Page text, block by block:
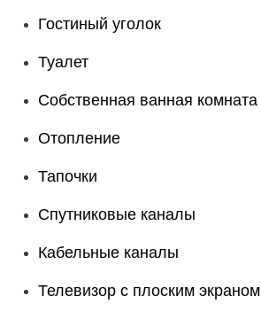
Гостиный уголок
Туалет
Собственная ванная комната
Отопление
Тапочки
Спутниковые каналы
Кабельные каналы
Телевизор с плоским экраном